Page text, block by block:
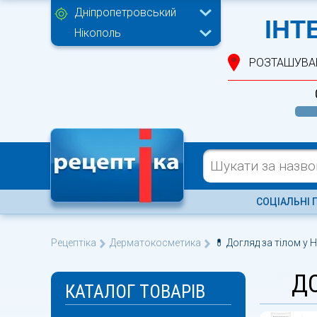
Дніпропетровський
Нікополь
СОЦІАЛЬНІ
Рецептіка Дерматокосметика 💊 Догляд за тілом у
КАТАЛОГ ТОВАРІВ